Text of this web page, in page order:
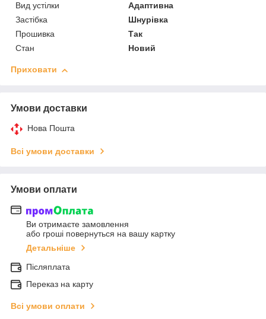
Вид устілки
Адаптивна
Застібка
Шнурівка
Прошивка
Так
Стан
Новий
Приховати
Умови доставки
Нова Пошта
Всі умови доставки
Умови оплати
Ви отримаєте замовлення
або гроші повернуться на вашу картку
Детальніше
Післяплата
Переказ на карту
Всі умови оплати